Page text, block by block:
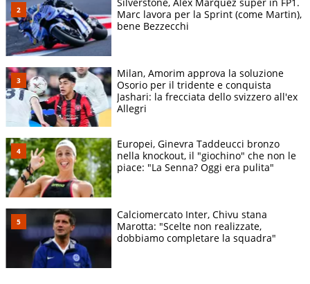
Marc lavora per la Sprint (come Martin),
bene Bezzecchi
Milan, Amorim approva la soluzione
Osorio per il tridente e conquista
Jashari: la frecciata dello svizzero all'ex
Allegri
Europei, Ginevra Taddeucci bronzo
nella knockout, il "giochino" che non le
piace: "La Senna? Oggi era pulita"
Calciomercato Inter, Chivu stana
Marotta: "Scelte non realizzate,
dobbiamo completare la squadra"